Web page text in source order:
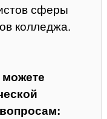
сферы
колледжа.